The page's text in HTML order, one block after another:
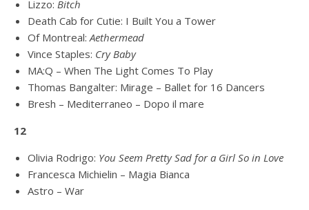
Lizzo: Bitch
Death Cab for Cutie: I Built You a Tower
Of Montreal:Aethermead
Vince Staples: Cry Baby
MA:Q – When The Light Comes To Play
Thomas Bangalter: Mirage – Ballet for 16 Dancers
Bresh – Mediterraneo – Dopo il mare
12
Olivia Rodrigo: You Seem Pretty Sad for a Girl So in Love
Francesca Michielin – Magia Bianca
Astro – War